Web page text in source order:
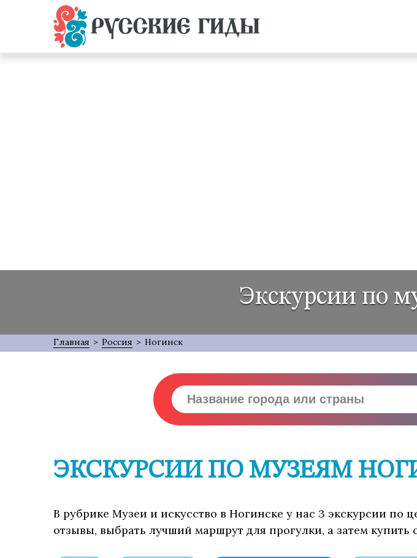
Экскурсии по
Главная > Россия > Ногинск
ЭКСКУРСИИ ПО МУЗЕЯМ
В рубрике Музеи и искусство в Ногинске у нас 3 экскурсии по
отзывы, выбрать лучший маршрут для прогулки, а затем